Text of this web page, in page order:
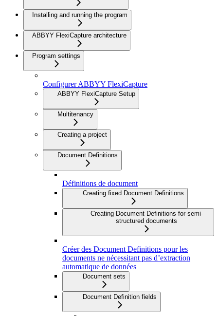
Installing and running the program
ABBYY FlexiCapture architecture
Program settings
Configurer ABBYY FlexiCapture
ABBYY FlexiCapture Setup
Multitenancy
Creating a project
Document Definitions
Définitions de document
Creating fixed Document Definitions
Creating Document Definitions for semi-
structured documents
Créer des Document Definitions pour les
documents ne nécessitant pas d’extraction
automatique de données
Document sets
Document Definition fields